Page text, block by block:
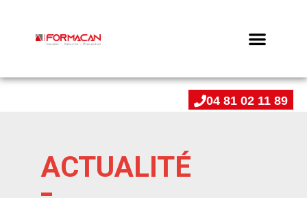
04 81 02 11 89
ACTUALITÉ